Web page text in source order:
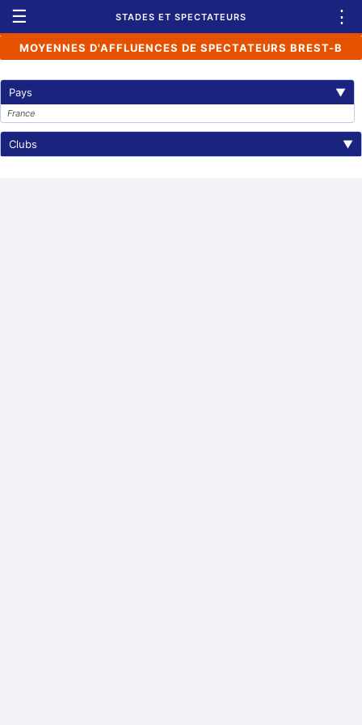
☰ STADES ET SPECTATEURS ⋮
MOYENNES D'AFFLUENCES DE SPECTATEURS BREST-B
Pays ▼
France
Clubs ▼